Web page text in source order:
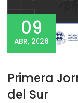
09
ABR, 2026
Primera
del Sur